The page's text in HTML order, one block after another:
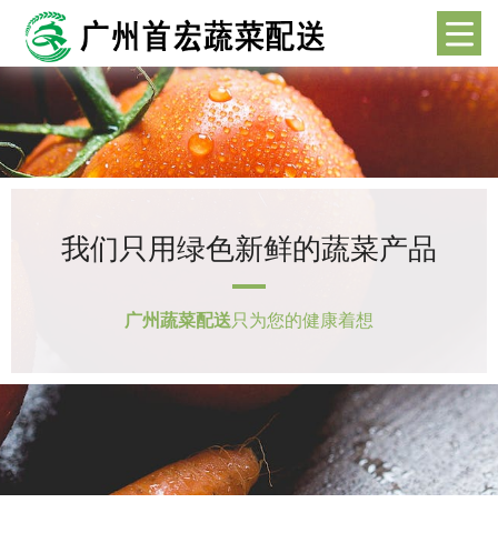
我们只用绿色新鲜的蔬菜产品
广州蔬菜配送只为您的健康着想